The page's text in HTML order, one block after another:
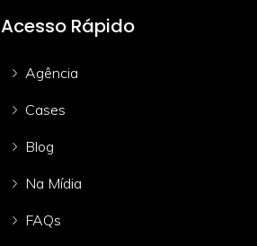
Acesso Rápido
Agência
Cases
Blog
Na Mídia
FAQs